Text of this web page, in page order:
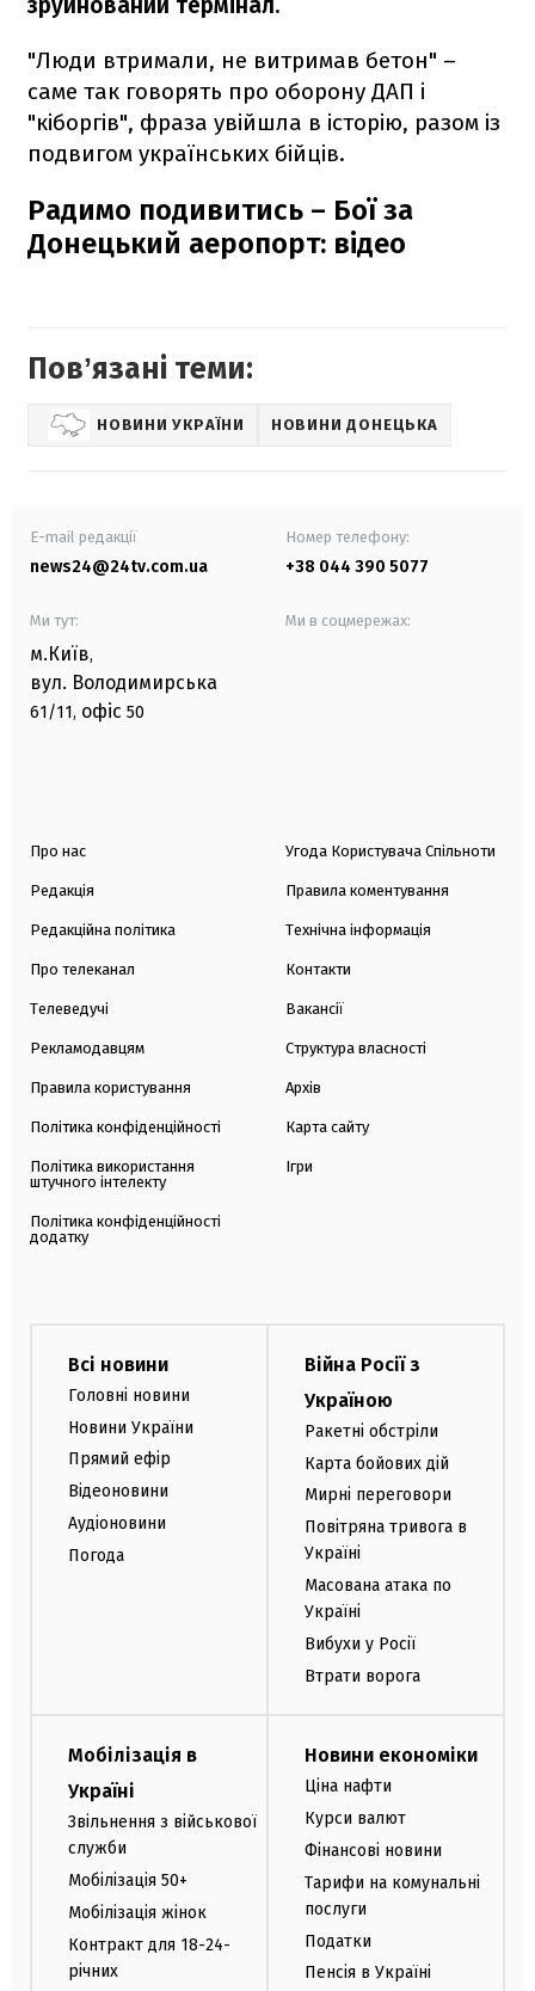
"Люди втримали, не витримав бетон" –
саме так говорять про оборону ДАП і
"кіборгів", фраза увійшла в історію, разом із
подвигом українських бійців.
Радимо подивитись – Бої за
Донецький аеропорт: відео
Повʼязані теми:
НОВИНИ УКРАЇНИ НОВИНИ ДОНЕЦЬКА
E-mail редакції
news24@24tv.com.ua
Номер телефону:
+38 044 390 5077
Ми тут:
м.Київ,
вул. Володимирська
61/11, офіс 50
Ми в соцмережах:
Про нас
Редакція
Редакційна політика
Про телеканал
Телеведучі
Рекламодавцям
Правила користування
Політика конфіденційності
Політика використання
штучного інтелекту
Політика конфіденційності
додатку
Угода Користувача Спільноти
Правила коментування
Технічна інформація
Контакти
Вакансії
Структура власності
Архів
Карта сайту
Ігри
Всі новини
Головні новини
Новини України
Прямий ефір
Відеоновини
Аудіоновини
Погода
Війна Росії з
Україною
Ракетні обстріли
Карта бойових дій
Мирні переговори
Повітряна тривога в
Україні
Масована атака по
Україні
Вибухи у Росії
Втрати ворога
Мобілізація в
Україні
Звільнення з військової
служби
Мобілізація 50+
Мобілізація жінок
Контракт для 18-24-
річних
Новини економіки
Ціна нафти
Курси валют
Фінансові новини
Тарифи на комунальні
послуги
Податки
Пенсія в Україні